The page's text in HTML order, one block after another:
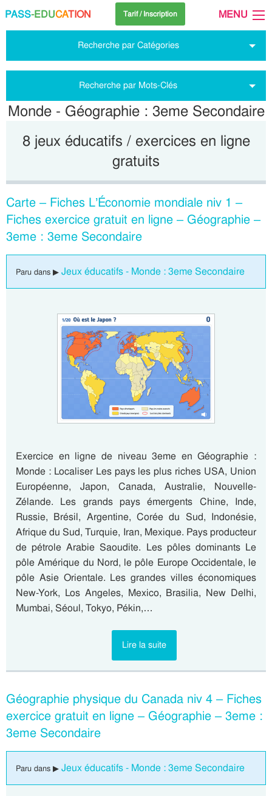
PASS-EDUCATION Tarif / Inscription MENU
Recherche par Catégories
Recherche par Mots-Clés
Monde - Géographie : 3eme Secondaire
8 jeux éducatifs / exercices en ligne
gratuits
Carte – Fiches L’Économie mondiale niv 1 –
Fiches exercice gratuit en ligne – Géographie –
3eme : 3eme Secondaire
Paru dans ▶ Jeux éducatifs - Monde : 3eme Secondaire
Exercice en ligne de niveau 3eme en Géographie :
Monde : Localiser Les pays les plus riches USA, Union
Européenne, Japon, Canada, Australie, Nouvelle-
Zélande. Les grands pays émergents Chine, Inde,
Russie, Brésil, Argentine, Corée du Sud, Indonésie,
Afrique du Sud, Turquie, Iran, Mexique. Pays producteur
de pétrole Arabie Saoudite. Les pôles dominants Le
pôle Amérique du Nord, le pôle Europe Occidentale, le
pôle Asie Orientale. Les grandes villes économiques
New-York, Los Angeles, Mexico, Brasilia, New Delhi,
Mumbai, Séoul, Tokyo, Pékin,…
Lire la suite
Géographie physique du Canada niv 4 – Fiches
exercice gratuit en ligne – Géographie – 3eme :
3eme Secondaire
Paru dans ▶ Jeux éducatifs - Monde : 3eme Secondaire